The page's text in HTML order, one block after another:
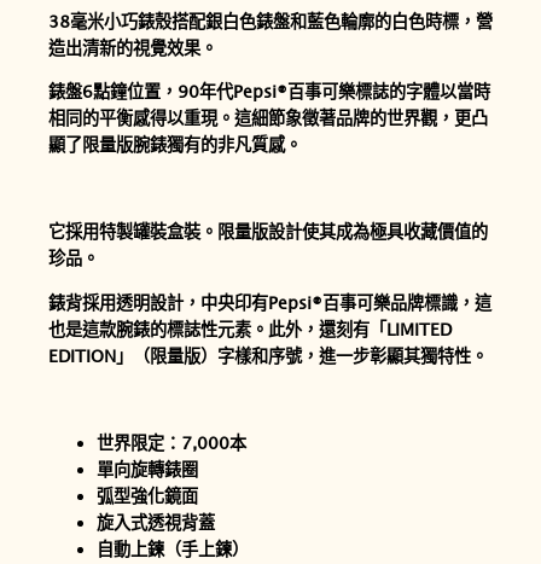
38毫米小巧錶殼搭配銀白色錶盤和藍色輪廓的白色時標，營
造出清新的視覺效果。
錶盤6點鐘位置，90年代Pepsi®百事可樂標誌的字體以當時
相同的平衡感得以重現。這細節象徵著品牌的世界觀，更凸
顯了限量版腕錶獨有的非凡質感。
它採用特製罐裝盒裝。限量版設計使其成為極具收藏價值的
珍品。
錶背採用透明設計，中央印有Pepsi®百事可樂品牌標識，這
也是這款腕錶的標誌性元素。此外，還刻有「LIMITED
EDITION」（限量版）字樣和序號，進一步彰顯其獨特性。
世界限定：7,000本
單向旋轉錶圈
弧型強化鏡面
旋入式透視背蓋
自動上鍊（手上鍊）